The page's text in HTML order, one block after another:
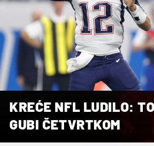
KREĆE NFL LUDILO:
GUBI ČETVRTKOM